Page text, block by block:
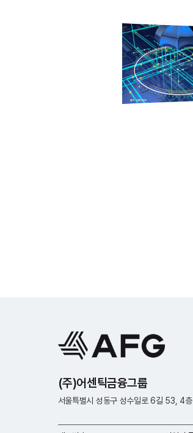
(주)어센틱금융그룹
서울특별시 성동구 성수일로 6길 53, 4층